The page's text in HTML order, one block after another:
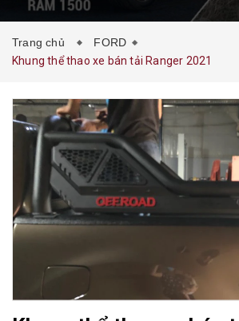
Trang chủ
FORD
Khung thể thao xe bán tải Ranger 2021